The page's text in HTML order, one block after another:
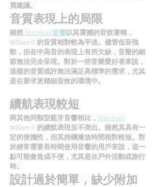
買建議。
音質表現上的局限
雖然 Marshall音響以其震撼的音效著稱，
Willen II 的音質相對較為平淡。儘管低音強
勁，但在中高音的表現上有所欠缺，音樂的細
節無法完全呈現。對於一些音樂愛好者來說，
這樣的音質或許無法滿足高標準的需求，尤其
是在要求更精細音效的環境中。
續航表現較短
與其他同類型藍牙音響相比， Marshall
Willen II 的續航表現並不突出。雖然其具有一
定的便攜性，但其持續播放時間相對較短。對
於經常需要長時間使用音響的用戶來說，這一
點可能會造成不便，尤其是在戶外活動或旅行
時。
設計過於簡單，缺少附加